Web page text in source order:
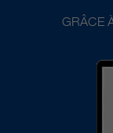
GRÂCE